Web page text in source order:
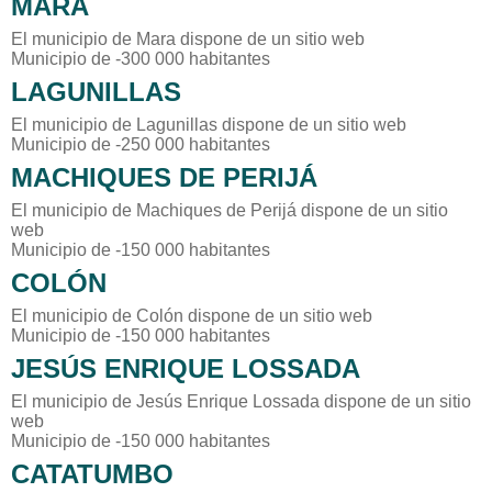
MARA
El municipio de Mara dispone de un sitio web
Municipio de -300 000 habitantes
LAGUNILLAS
El municipio de Lagunillas dispone de un sitio web
Municipio de -250 000 habitantes
MACHIQUES DE PERIJÁ
El municipio de Machiques de Perijá dispone de un sitio
web
Municipio de -150 000 habitantes
COLÓN
El municipio de Colón dispone de un sitio web
Municipio de -150 000 habitantes
JESÚS ENRIQUE LOSSADA
El municipio de Jesús Enrique Lossada dispone de un sitio
web
Municipio de -150 000 habitantes
CATATUMBO